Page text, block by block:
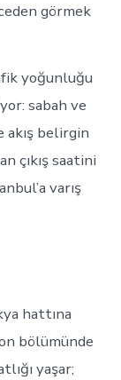
görmek
yoğunluğu
sabah ve
belirgin
çıkış saatini
varış
hattına
bölümünde
yaşar;